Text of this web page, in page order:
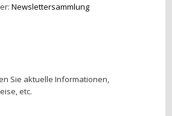
Newslettersammlung
Sie aktuelle Informationen,
etc.